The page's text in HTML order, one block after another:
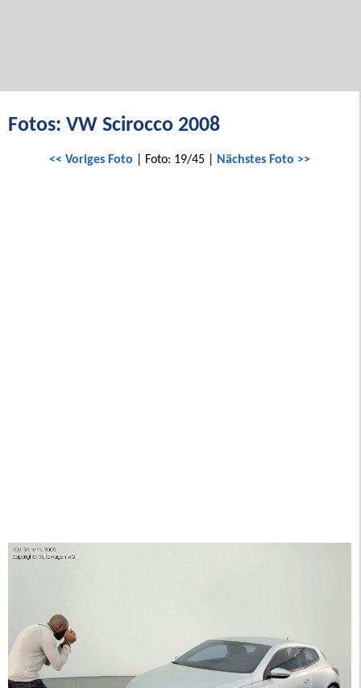
Fotos: VW Scirocco 2008
<< Voriges Foto | Foto: 19/45 | Nächstes Foto >>